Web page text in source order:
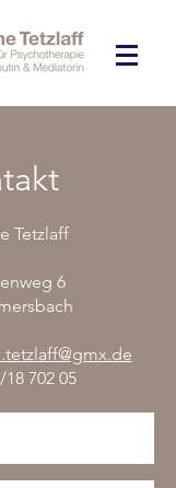
Tetzlaff
6
18 702 05